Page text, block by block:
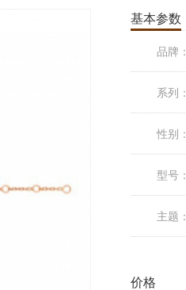
基本参数
品牌：
系列：
性别：
型号：
主题：
价格